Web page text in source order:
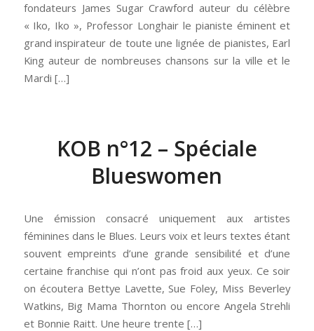
fondateurs James Sugar Crawford auteur du célèbre
« Iko, Iko », Professor Longhair le pianiste éminent et
grand inspirateur de toute une lignée de pianistes, Earl
King auteur de nombreuses chansons sur la ville et le
Mardi […]
KOB n°12 – Spéciale
Blueswomen
Une émission consacré uniquement aux artistes
féminines dans le Blues. Leurs voix et leurs textes étant
souvent empreints d’une grande sensibilité et d’une
certaine franchise qui n’ont pas froid aux yeux. Ce soir
on écoutera Bettye Lavette, Sue Foley, Miss Beverley
Watkins, Big Mama Thornton ou encore Angela Strehli
et Bonnie Raitt. Une heure trente […]